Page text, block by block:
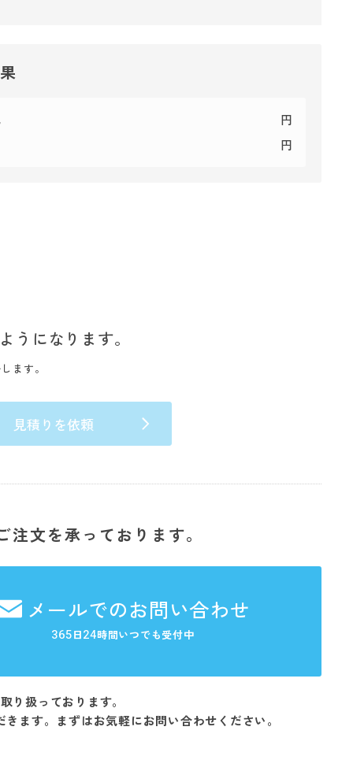
円
円
うになります。
ます。
見積りを依頼
文を承っております。
メールでのお問い合わせ
365日24時間いつでも受付中
り扱っております。
ます。まずはお気軽にお問い合わせください。